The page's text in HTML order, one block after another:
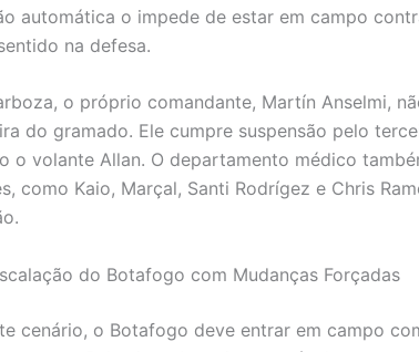
automática o impede de estar em campo
na defesa.
o próprio comandante, Martín Anselmi,
do gramado. Ele cumpre suspensão pelo
o volante Allan. O departamento médico
como Kaio, Marçal, Santi Rodrígez e Chris
do Botafogo com Mudanças Forçadas
cenário, o Botafogo deve entrar em campo